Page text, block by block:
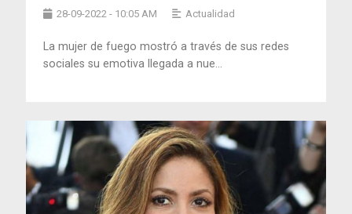
28-09-2022 - 10:05 AM Actualidad
La mujer de fuego mostró a través de sus redes
sociales su emotiva llegada a nue...